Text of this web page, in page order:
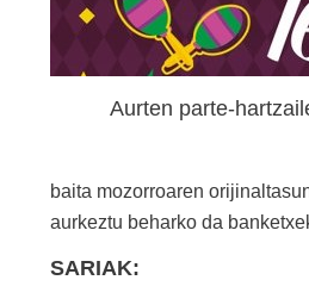
Aurten parte-
baita mozorroaren
aurkeztu beharko da
SARIAK: